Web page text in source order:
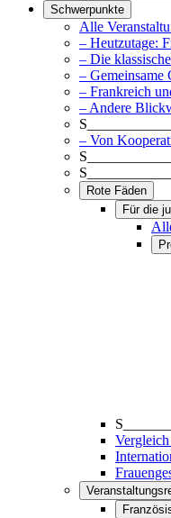
Schwerpunkte
Alle
– Heutzutage:
– Die
– Gemeinsame
– Frankreich
– Andere
– Von
Rote Fäden
Für die